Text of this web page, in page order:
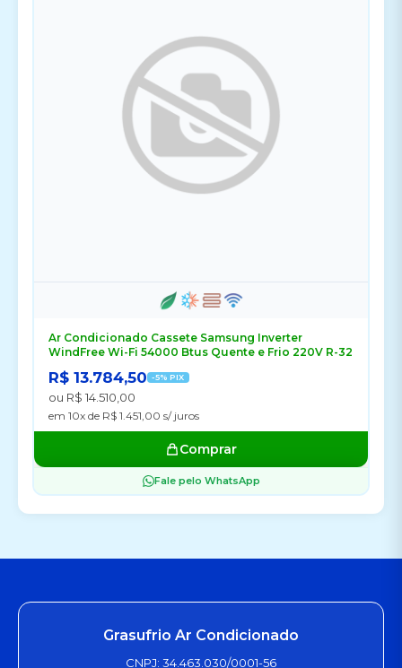
Ar Condicionado Cassete Samsung Inverter
WindFree Wi-Fi 54000 Btus Quente e Frio 220V R-32
R$ 13.784,50 -5% PIX
ou R$ 14.510,00
em 10x de R$ 1.451,00 s/ juros
Comprar
Fale pelo WhatsApp
Grasufrio Ar Condicionado
CNPJ: 34.463.030/0001-56